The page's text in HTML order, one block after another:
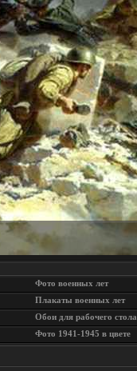
Фото военных лет
Плакаты военных лет
Обои для рабочего стола
Фото 1941-1945 в цвете